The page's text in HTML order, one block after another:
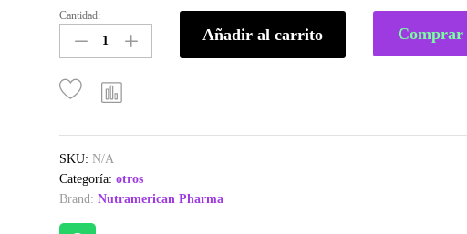
Mezcla
Para
Tortas
con
Proteína
Megaplex
Sabor
Chocolate
quantity
Cantidad:
Añadir al carrito
SKU: N/A
Categoría: otros
Brand: Nutramerican Pharma